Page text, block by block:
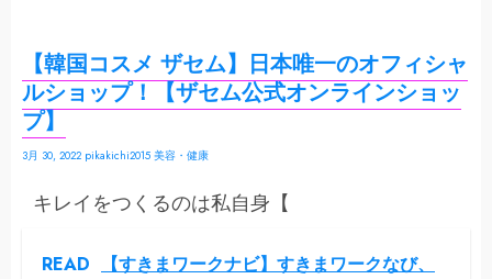
【韓国コスメ ザセム】日本唯一のオフィシャ
ルショップ！【ザセム公式オンラインショッ
プ】
3月 30, 2022 pikakichi2015 美容・健康
キレイをつくるのは私自身【
READ
【すきまワークナビ】すきまワークなび、